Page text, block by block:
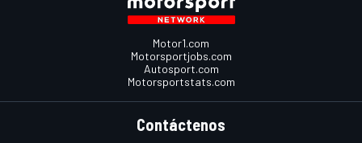
Motor1.com
Motorsportjobs.com
Autosport.com
Motorsportstats.com
Contáctenos